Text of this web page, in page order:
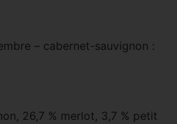
– cabernet-sauvignon :
26,7 % merlot, 3,7 % petit